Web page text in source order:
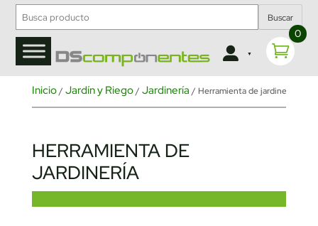
Buscar
0
Inicio/ Jardín y Riego/ Jardinería / Herramienta de jardinería
HERRAMIENTA DE
JARDINERÍA